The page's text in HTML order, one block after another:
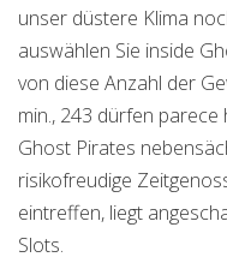
unser düstere Klima
auswählen Sie inside
von diese Anzahl der
min., 243 dürfen
Ghost Pirates
risikofreudige
eintreffen, liegt
Slots.